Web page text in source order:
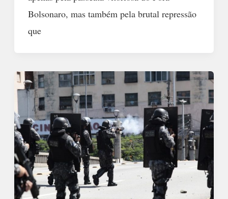
Bolsonaro, mas também pela brutal repressão
que